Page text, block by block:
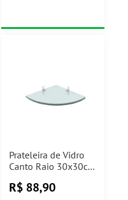
Prateleira de Vidro
Canto Raio 30x30cm
Cromado Prat-K
R$ 88,90